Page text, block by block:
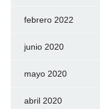
febrero 2022
junio 2020
mayo 2020
abril 2020